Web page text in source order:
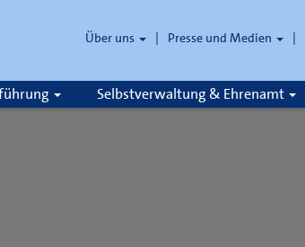
Über uns Presse und Medien
Selbstverwaltung & Ehrenamt